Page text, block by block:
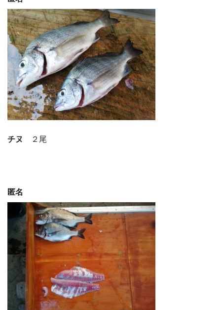
チヌ ２尾
匿名